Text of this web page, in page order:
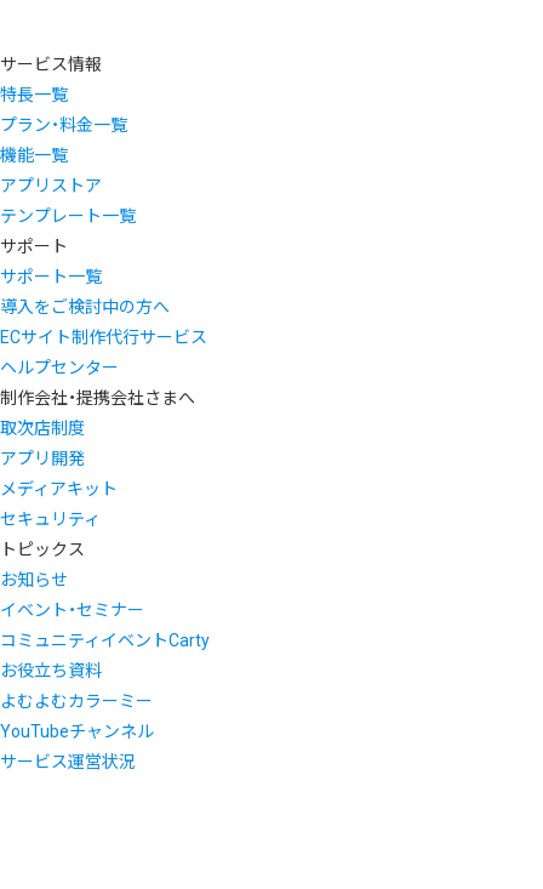
サービス情報
特長一覧
プラン・料金一覧
機能一覧
アプリストア
テンプレート一覧
サポート
サポート一覧
導入をご検討中の方へ
ECサイト制作代行サービス
ヘルプセンター
制作会社・提携会社さまへ
取次店制度
アプリ開発
メディアキット
セキュリティ
トピックス
お知らせ
イベント・セミナー
コミュニティイベントCarty
お役立ち資料
よむよむカラーミー
YouTubeチャンネル
サービス運営状況